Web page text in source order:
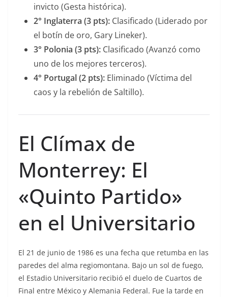
invicto (Gesta histórica).
2° Inglaterra (3 pts): Clasificado (Liderado por
el botín de oro, Gary Lineker).
3° Polonia (3 pts): Clasificado (Avanzó como
uno de los mejores terceros).
4° Portugal (2 pts): Eliminado (Víctima del
caos y la rebelión de Saltillo).
El Clímax de
Monterrey: El
«Quinto Partido»
en el Universitario
El 21 de junio de 1986 es una fecha que retumba en las
paredes del alma regiomontana. Bajo un sol de fuego,
el Estadio Universitario recibió el duelo de Cuartos de
Final entre México y Alemania Federal. Fue la tarde en